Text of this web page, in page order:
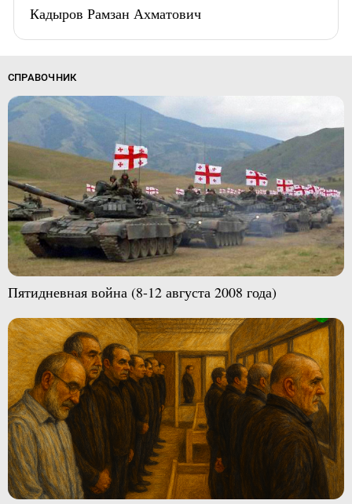
Кадыров Рамзан Ахматович
СПРАВОЧНИК
Пятидневная война (8-12 августа 2008 года)